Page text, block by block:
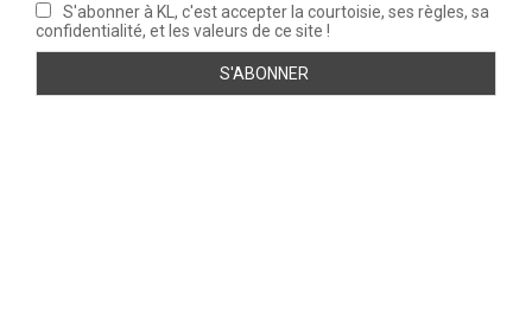
S'abonner à KL, c'est accepter la courtoisie, ses règles, sa
confidentialité, et les valeurs de ce site !